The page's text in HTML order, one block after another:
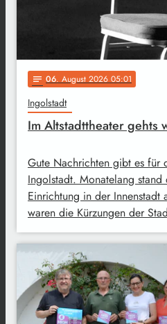
notes 06. August 2026 05:01
Ingolstadt
Im Altstadttheater gehts
Gute Nachrichten gibt es für
Ingolstadt. Monatelang
Einrichtung in der
waren die Kürzungen der